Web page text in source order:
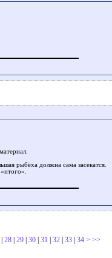
рыбёха должна сама засекатся.
| 28 | 29 | 30 | 31 | 32 | 33 | 34 > >>